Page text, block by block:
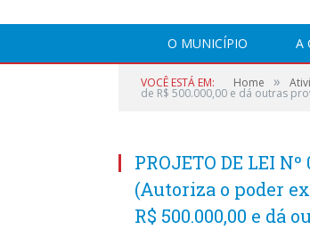
O MUNICÍPIO A
VOCÊ ESTÁ EM: Home »
de R$ 500.000,00 e dá outras
PROJETO DE LEI Nº
(Autoriza o poder
R$ 500.000,00 e dá